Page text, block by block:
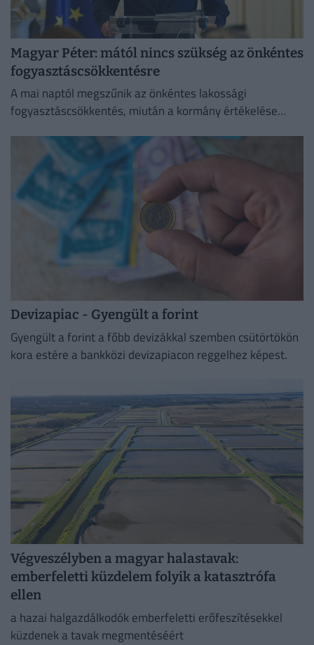
Magyar Péter: mától nincs szükség az önkéntes
fogyasztáscsökkentésre
A mai naptól megszűnik az önkéntes lakossági
fogyasztáscsökkentés, miután a kormány értékelése
energiabiztonságát.
Devizapiac - Gyengült a forint
Gyengült a forint a főbb devizákkal szemben csütörtökön
kora estére a bankközi devizapiacon reggelhez képest.
Végveszélyben a magyar halastavak:
emberfeletti küzdelem folyik a katasztrófa
ellen
a hazai halgazdálkodók emberfeletti erőfeszítésekkel
küzdenek a tavak megmentéséért